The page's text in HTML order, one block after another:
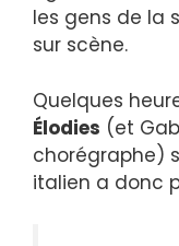
les gens de la
sur scène.
Quelques
Élodies (et
chorégraphe)
italien a donc